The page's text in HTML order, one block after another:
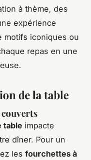
à thème, des
expérience
motifs iconiques ou
repas en une
de la table
couverts
table impacte
dîner. Pour un
les fourchettes à